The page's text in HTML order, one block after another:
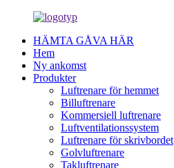
HÄMTA GÅVA HÄR
Hem
Ny ankomst
Produkter
Luftrenare för hemmet
Billuftrenare
Kommersiell luftrenare
Luftventilationssystem
Luftrenare för skrivbordet
Golvluftrenare
Takluftrenare